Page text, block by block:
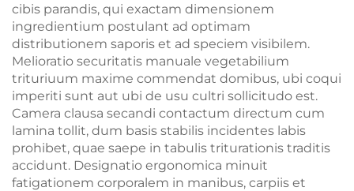
cibis parandis, qui exactam dimensionem
ingredientium postulant ad optimam
distributionem saporis et ad speciem visibilem.
Melioratio securitatis manuale vegetabilium
trituriuum maxime commendat domibus, ubi coqui
imperiti sunt aut ubi de usu cultri sollicitudo est.
Camera clausa secandi contactum directum cum
lamina tollit, dum basis stabilis incidentes labis
prohibet, quae saepe in tabulis triturationis traditis
accidunt. Designatio ergonomica minuit
fatigationem corporalem in manibus, carpiis et